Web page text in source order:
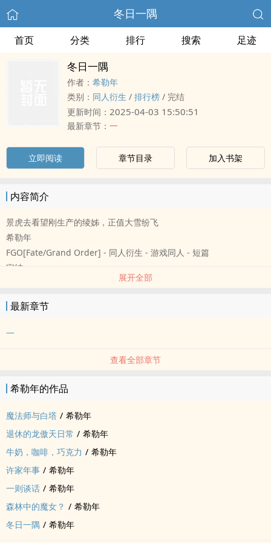
冬日一隅
首页 分类 排行 搜索 足迹
冬日一隅
作者： 希勒年
类别： 同人衍生 / 排行榜 / 完结
更新时间： 2025-04-03 15:50:51
最新章节： 一
立即阅读 章节目录 加入书架
内容简介
景虎去看望刚生产的绫姊，正值大雪纷飞
希勒年
FGO[Fate/Grand Order] - 同人衍生 - 游戏同人 - 短篇
完结
姐妹日常短篇。景虎亲设定部分参考月设，经验值没写的部分我就编
等雪融之日，结尾cue的信玄公就该出现了(笑)
展开全部
最新章节
一
查看全部章节
希勒年的作品
魔法师与白塔 / 希勒年
退休的龙傲天日常 / 希勒年
牛奶，咖啡，巧克力 / 希勒年
许家年事 / 希勒年
一则谈话 / 希勒年
森林中的魔女？ / 希勒年
冬日一隅 / 希勒年